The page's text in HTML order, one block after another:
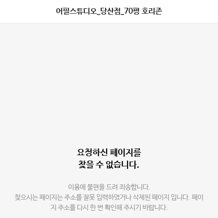
어필스튜디오_당산점_70평 호리존
요청하신 페이지를
찾을 수 없습니다.
이용에 불편을 드려 죄송합니다.
찾으시는 페이지는 주소를 잘못 입력하였거나 삭제된 페이지 입니다. 페이
지 주소를 다시 한 번 확인해 주시기 바랍니다.